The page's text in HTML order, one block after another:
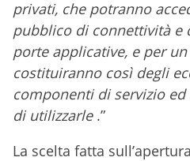
privati, che potranno
pubblico di connettività e
porte applicative, e per
costituiranno così degli
componenti di servizio
di utilizzarle .”
La scelta fatta